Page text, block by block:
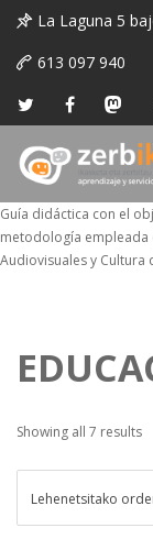
La Laguna 5
613 097 940
Guía didáctica con el
metodología empleada
Audiovisuales y Cultura
Showing all 7 results
Lehenetsitako